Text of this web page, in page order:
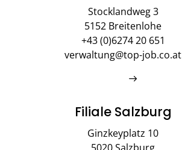
Stocklandweg 3
5152 Breitenlohe
+43 (0)6274 20 651
verwaltung@top-job.co.at
Filiale Salzburg
Ginzkeyplatz 10